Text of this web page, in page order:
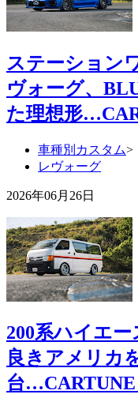
ステーション
ヴォーグ、
た理想形
車種別カスタム>
レヴォーグ
2026年06月26日
200系ハイエ
良きアメリカ
台…CARTUNE